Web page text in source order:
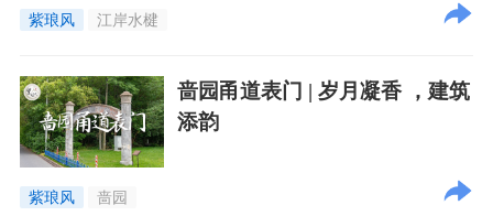
紫琅风 江岸水楗
啬园甬道表门 | 岁月凝香 ，建筑
添韵
紫琅风 啬园